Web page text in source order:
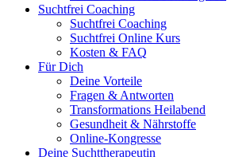
Suchtfrei Coaching
Suchtfrei Coaching
Suchtfrei Online Kurs
Kosten & FAQ
Für Dich
Deine Vorteile
Fragen & Antworten
Transformations Heilabend
Gesundheit & Nährstoffe
Online-Kongresse
Deine Suchttherapeutin